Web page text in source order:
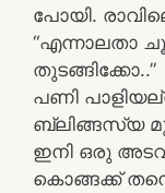
പോയി.
“എന്നാലതാ
തുടങ്ങിക്കോ..”
പണി
ബ്ലിങ്ങസ്യ
ഇനി ഒരു
കൊങ്ങക്ക്